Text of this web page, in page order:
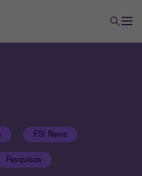
FSI News
Pesquisas